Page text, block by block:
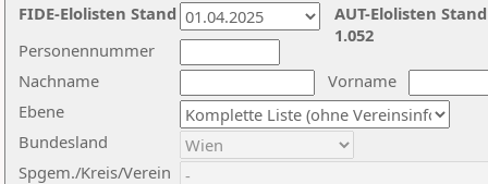
Nachname
Vorname
Ebene
Personennummer
Bundesland
Spgem./Kreis/Verein
AUT-Elolisten
1.052
FIDE-Elolisten Stand